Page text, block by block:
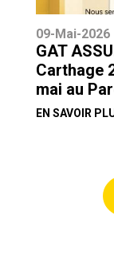
09-Mai-2026
GAT
Carthage
mai au
EN SAVOIR